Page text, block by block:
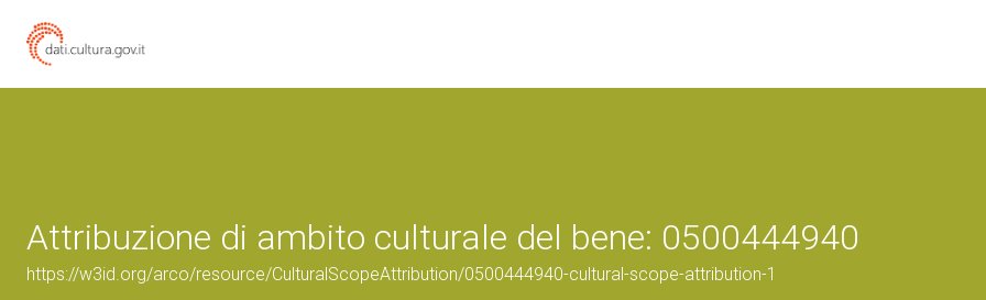
Attribuzione di ambito culturale del bene: 0500444940
https://w3id.org/arco/resource/CulturalScopeAttribution/0500444940-cultural-scope-attribution-1